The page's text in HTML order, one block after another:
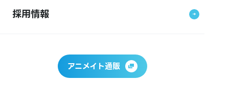
採用情報
アニメイト通販